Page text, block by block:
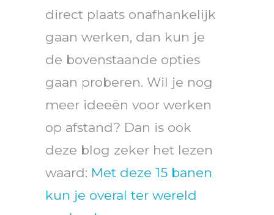
direct plaats onafhankelijk
gaan werken, dan kun je
de bovenstaande opties
gaan proberen. Wil je nog
meer ideeën voor werken
op afstand? Dan is ook
deze blog zeker het lezen
waard: Met deze 15 banen
kun je overal ter wereld